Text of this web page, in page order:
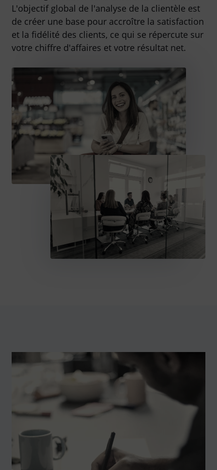
L'objectif global de l'analyse de la clientèle est
de créer une base pour accroître la satisfaction
et la fidélité des clients, ce qui se répercute sur
votre chiffre d'affaires et votre résultat net.